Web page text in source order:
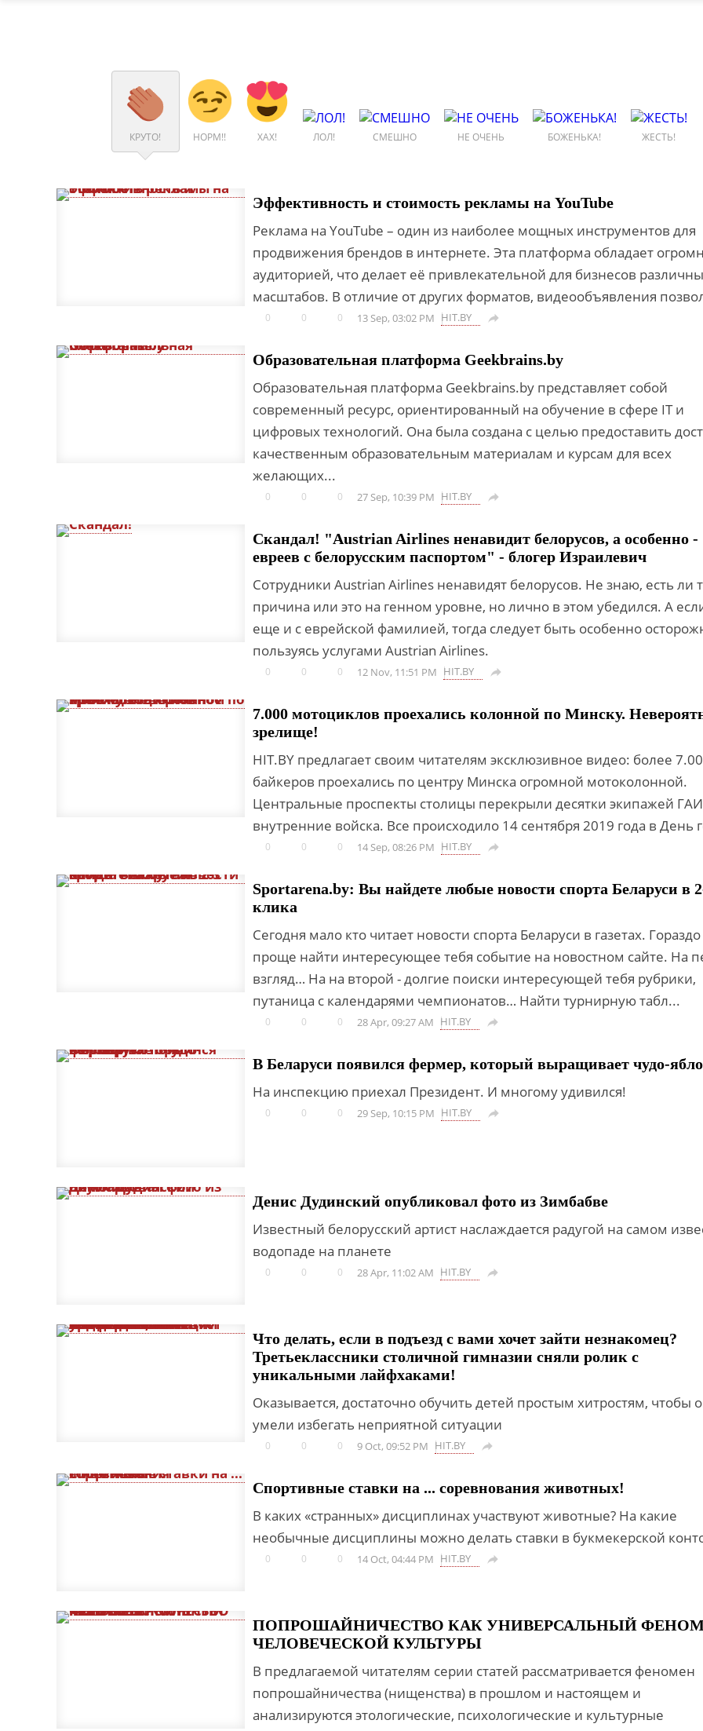
КРУТО! НОРМ!! ХАХ! ЛОЛ! СМЕШНО НЕ ОЧЕНЬ БОЖЕНЬКА! ЖЕСТЬ!
Эффективность и стоимость рекламы на YouTube
Реклама на YouTube – один из наиболее мощных инструментов для
продвижения брендов в интернете. Эта платформа обладает
аудиторией, что делает её привлекательной для бизнесов
масштабов. В отличие от других форматов, видеообъявления
0 0 0 13 Sep, 03:02 PM HIT.BY 
Образовательная платформа Geekbrains.by
Образовательная платформа Geekbrains.by представляет собой
современный ресурс, ориентированный на обучение в сфере IT и
цифровых технологий. Она была создана с целью предоставить
качественным образовательным материалам и курсам для всех
желающих...
0 0 0 27 Sep, 10:39 PM HIT.BY 
Скандал! "Austrian Airlines ненавидит белорусов, а особенно -
евреев с белорусским паспортом" - блогер Израилевич
Сотрудники Austrian Airlines ненавидят белорусов. Не знаю, есть ли
причина или это на генном уровне, но лично в этом убедился. А
еще и с еврейской фамилией, тогда следует быть особенно
пользуясь услугами Austrian Airlines.
0 0 0 12 Nov, 11:51 PM HIT.BY 
7.000 мотоциклов проехались колонной по Минску.
зрелище!
HIT.BY предлагает своим читателям эксклюзивное видео: более
байкеров проехались по центру Минска огромной мотоколонной.
Центральные проспекты столицы перекрыли десятки экипажей
внутренние войска. Все происходило 14 сентября 2019 года в День
0 0 0 14 Sep, 08:26 PM HIT.BY 
Sportarena.by: Вы найдете любые новости спорта Беларуси в
клика
Сегодня мало кто читает новости спорта Беларуси в газетах. Гораздо
проще найти интересующее тебя событие на новостном сайте. На
взгляд… На на второй - долгие поиски интересующей тебя рубрики,
путаница с календарями чемпионатов… Найти турнирную табл...
0 0 0 28 Apr, 09:27 AM HIT.BY 
В Беларуси появился фермер, который выращивает чудо-
На инспекцию приехал Президент. И многому удивился!
0 0 0 29 Sep, 10:15 PM HIT.BY 
Денис Дудинский опубликовал фото из Зимбабве
Известный белорусский артист наслаждается радугой на самом
водопаде на планете
0 0 0 28 Apr, 11:02 AM HIT.BY 
Что делать, если в подъезд с вами хочет зайти незнакомец?
Третьеклассники столичной гимназии сняли ролик с
уникальными лайфхаками!
Оказывается, достаточно обучить детей простым хитростям, чтобы
умели избегать неприятной ситуации
0 0 0 9 Oct, 09:52 PM HIT.BY 
Спортивные ставки на ... соревнования животных!
В каких «странных» дисциплинах участвуют животные? На какие
необычные дисциплины можно делать ставки в букмекерской
0 0 0 14 Oct, 04:44 PM HIT.BY 
ПОПРОШАЙНИЧЕСТВО КАК УНИВЕРСАЛЬНЫЙ
ЧЕЛОВЕЧЕСКОЙ КУЛЬТУРЫ
В предлагаемой читателям серии статей рассматривается феномен
попрошайничества (нищенства) в прошлом и настоящем и
анализируются этологические, психологические и культурные